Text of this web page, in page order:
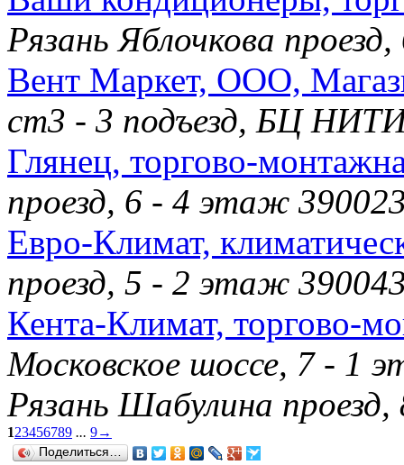
Рязань Яблочкова
Вент Маркет, ООО,
ст3 - 3 подъезд, БЦ
Глянец, торгово-
проезд, 6 - 4 этаж
Евро-Климат,
проезд, 5 - 2 этаж
Кента-Климат, торгово-
Московское шоссе, 7 - 1
Рязань Шабулина
123456789 ... 9→
Поделиться…